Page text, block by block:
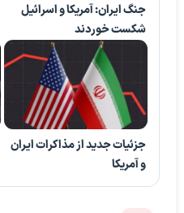
جنگ ایران: آمریکا و اسرائیل
شکست خوردند
جزئیات جدید از مذاکرات ایران
و آمریکا